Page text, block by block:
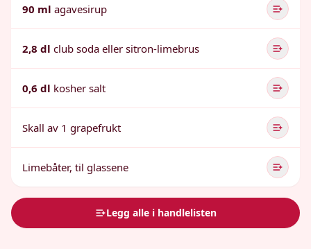
90 ml agavesirup
2,8 dl club soda eller sitron-limebrus
0,6 dl kosher salt
Skall av 1 grapefrukt
Limebåter, til glassene
Legg alle i handlelisten